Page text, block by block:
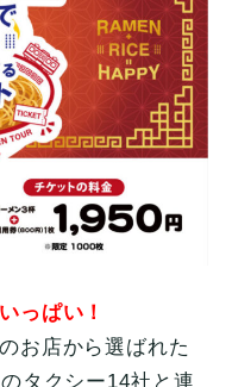
っぱい！
お店から選ばれた
タクシー14社と連